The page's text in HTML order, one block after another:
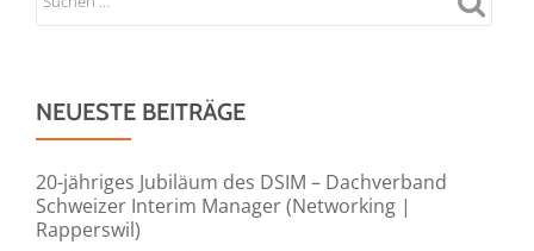
NEUESTE BEITRÄGE
20-jähriges Jubiläum des DSIM – Dachverband
Schweizer Interim Manager (Networking |
Rapperswil)